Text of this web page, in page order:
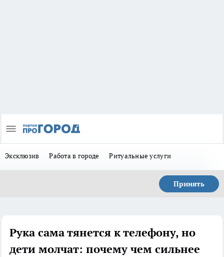
Эксклюзив Работа в городе Ритуальные услуги
Принять
Рука сама тянется к телефону, но
дети молчат: почему чем сильнее